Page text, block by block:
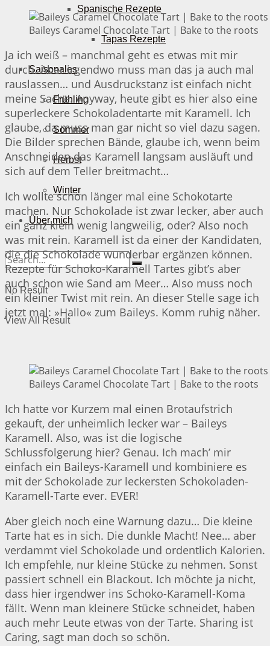
Spanische Rezepte
Tapas Rezepte
Saisonales
Frühling
Sommer
Herbst
Winter
Über mich
No Result
View All Result
Baileys Caramel Chocolate Tart | Bake to the roots
Ja ich weiß – manchmal geht es etwas mit mir
durch. Aber irgendwo muss man das ja auch mal
rauslassen… und Ausdruckstanz ist einfach nicht
meine Sache. Anyway, heute gibt es hier also eine
superleckere Schokoladentarte mit Karamell. Ich
glaube, da muss man gar nicht so viel dazu sagen.
Die Bilder sprechen Bände, glaube ich, wenn beim
Anschneiden das Karamell langsam ausläuft und
sich auf dem Teller breitmacht…
Ich wollte schon länger mal eine Schokotarte
machen. Nur Schokolade ist zwar lecker, aber auch
ein ganz klein wenig langweilig, oder? Also noch
was mit rein. Karamell ist da einer der Kandidaten,
die die Schokolade wunderbar ergänzen können.
Rezepte für Schoko-Karamell Tartes gibt’s aber
auch schon wie Sand am Meer… Also muss noch
ein kleiner Twist mit rein. An dieser Stelle sage ich
jetzt mal: »Hallo« zum Baileys. Komm ruhig näher.
Baileys Caramel Chocolate Tart | Bake to the roots
Ich hatte vor Kurzem mal einen Brotaufstrich
gekauft, der unheimlich lecker war – Baileys
Karamell. Also, was ist die logische
Schlussfolgerung hier? Genau. Ich mach’ mir
einfach ein Baileys-Karamell und kombiniere es
mit der Schokolade zur leckersten Schokoladen-
Karamell-Tarte ever. EVER!
Aber gleich noch eine Warnung dazu… Die kleine
Tarte hat es in sich. Die dunkle Macht! Nee… aber
verdammt viel Schokolade und ordentlich Kalorien.
Ich empfehle, nur kleine Stücke zu nehmen. Sonst
passiert schnell ein Blackout. Ich möchte ja nicht,
dass hier irgendwer ins Schoko-Karamell-Koma
fällt. Wenn man kleinere Stücke schneidet, haben
auch mehr Leute etwas von der Tarte. Sharing ist
Caring, sagt man doch so schön.